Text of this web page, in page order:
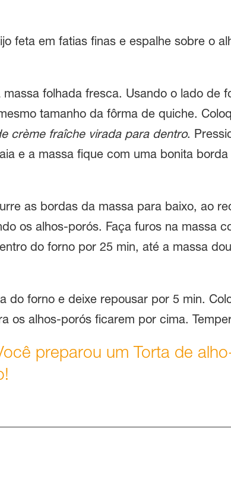
feta em fatias finas e espalhe sobre o
massa folhada fresca. Usando o lado de
tamanho da fôrma de quiche.
crème fraîche virada para dentro.
e a massa fique com uma bonita borda
as bordas da massa para baixo, ao
os alhos-porós. Faça furos na massa
do forno por 25 min, até a massa
do forno e deixe repousar por 5 min.
os alhos-porós ficarem por cima.
preparou um Torta de